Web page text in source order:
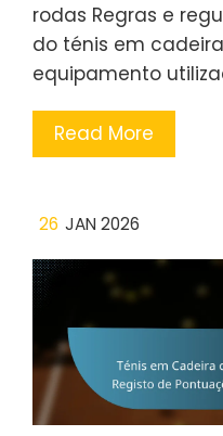
rodas Regras e
do ténis em
equipamento
Read More
26 JAN 2026